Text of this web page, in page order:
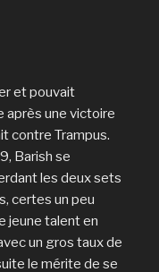
et pouvait
après une victoire
contre Trampus.
Barish se
les deux sets
certes un peu
jeune talent en
un gros taux de
le mérite de se